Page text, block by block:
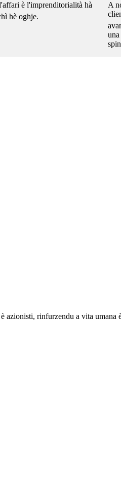
è l'imprenditorialità hà
hè oghje.
A
rinfurzendu a vita umana